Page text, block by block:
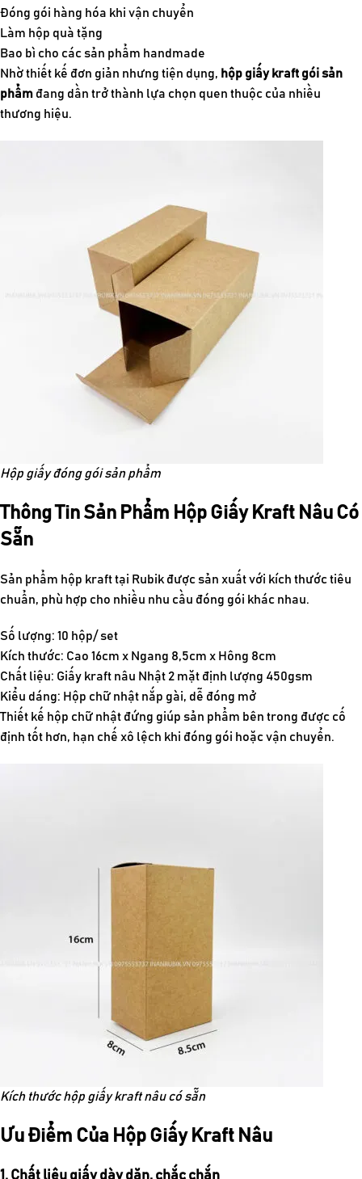
Đóng gói hàng hóa khi vận chuyển
Làm hộp quà tặng
Bao bì cho các sản phẩm handmade
Nhờ thiết kế đơn giản nhưng tiện dụng, hộp giấy kraft gói sản
phẩm đang dần trở thành lựa chọn quen thuộc của nhiều
thương hiệu.
Hộp giấy đóng gói sản phẩm
Thông Tin Sản Phẩm Hộp Giấy Kraft Nâu Có
Sẵn
Sản phẩm hộp kraft tại Rubik được sản xuất với kích thước tiêu
chuẩn, phù hợp cho nhiều nhu cầu đóng gói khác nhau.
Số lượng: 10 hộp/ set
Kích thước: Cao 16cm x Ngang 8,5cm x Hông 8cm
Chất liệu: Giấy kraft nâu Nhật 2 mặt định lượng 450gsm
Kiểu dáng: Hộp chữ nhật nắp gài, dễ đóng mở
Thiết kế hộp chữ nhật đứng giúp sản phẩm bên trong được cố
định tốt hơn, hạn chế xô lệch khi đóng gói hoặc vận chuyển.
Kích thước hộp giấy kraft nâu có sẵn
Ưu Điểm Của Hộp Giấy Kraft Nâu
1. Chất liệu giấy dày dặn, chắc chắn